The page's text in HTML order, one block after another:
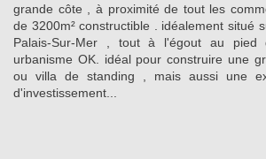
grande côte , à proximité de tout les
de 3200m² constructible . idéalement situé
Palais-Sur-Mer , tout à l'égout au pied
urbanisme OK. idéal pour construire une
ou villa de standing , mais aussi une
d'investissement...